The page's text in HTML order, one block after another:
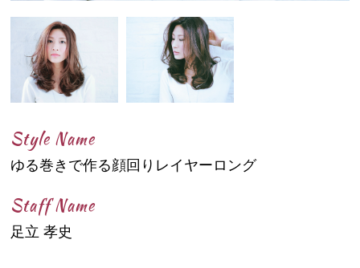
Style Name
ゆる巻きで作る顔回りレイヤーロング
Staff Name
足立 孝史